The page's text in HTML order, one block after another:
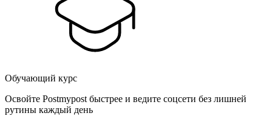
Обучающий курс
Освойте Postmypost быстрее и ведите соцсети без лишней
рутины каждый день